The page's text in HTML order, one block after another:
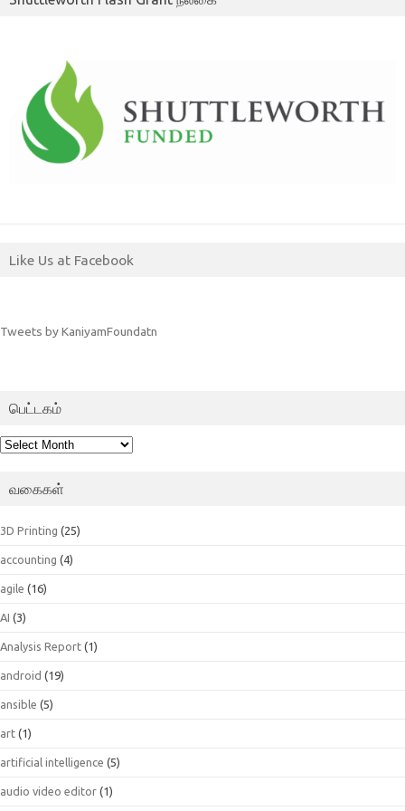
Like Us at Facebook
Tweets by KaniyamFoundatn
பெட்டகம்
பெட்டகம்
வகைகள்
3D Printing (25)
accounting (4)
agile (16)
AI (3)
Analysis Report (1)
android (19)
ansible (5)
art (1)
artificial intelligence (5)
audio video editor (1)